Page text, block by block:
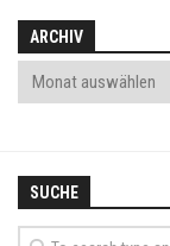
ARCHIV
SUCHE